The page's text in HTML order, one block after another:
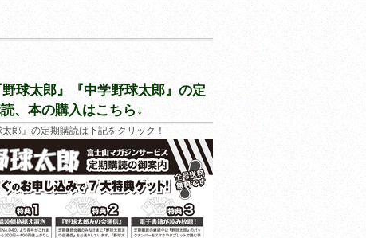
野球太郎』『中学野球太郎』の定
、本の購入はこちら↓
太郎』の定期購読は下記をクリック！